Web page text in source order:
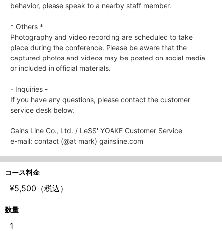
behavior, please speak to a nearby staff member.
* Others *
Photography and video recording are scheduled to take
place during the conference. Please be aware that the
captured photos and videos may be posted on social media
or included in official materials.
- Inquiries -
If you have any questions, please contact the customer
service desk below.
Gains Line Co., Ltd. / LeSS' YOAKE Customer Service
e-mail: contact (@at mark) gainsline.com
コース料金
¥5,500（税込）
数量
1